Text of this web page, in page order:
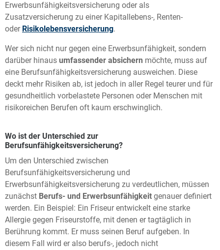
Erwerbsunfähigkeitsversicherung oder als
Zusatzversicherung zu einer Kapitallebens-, Renten-
oder Risikolebensversicherung.
Wer sich nicht nur gegen eine Erwerbsunfähigkeit, sondern
darüber hinaus umfassender absichern möchte, muss auf
eine Berufsunfähigkeitsversicherung ausweichen. Diese
deckt mehr Risiken ab, ist jedoch in aller Regel teurer und für
gesundheitlich vorbelastete Personen oder Menschen mit
risikoreichen Berufen oft kaum erschwinglich.
Wo ist der Unterschied zur
Berufsunfähigkeitsversicherung?
Um den Unterschied zwischen
Berufsunfähigkeitsversicherung und
Erwerbsunfähigkeitsversicherung zu verdeutlichen, müssen
zunächst Berufs- und Erwerbsunfähigkeit genauer definiert
werden. Ein Beispiel: Ein Friseur entwickelt eine starke
Allergie gegen Friseurstoffe, mit denen er tagtäglich in
Berührung kommt. Er muss seinen Beruf aufgeben. In
diesem Fall wird er also berufs-, jedoch nicht